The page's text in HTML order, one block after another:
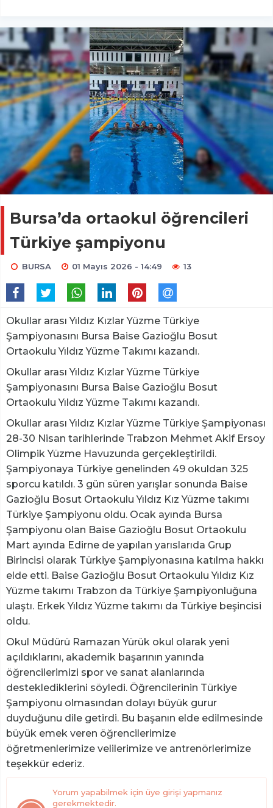
Bursa’da ortaokul öğrencileri
Türkiye şampiyonu
BURSA 01 Mayıs 2026 - 14:49 13
Okullar arası Yıldız Kızlar Yüzme Türkiye
Şampiyonasını Bursa Baise Gazioğlu Bosut
Ortaokulu Yıldız Yüzme Takımı kazandı.
Okullar arası Yıldız Kızlar Yüzme Türkiye
Şampiyonasını Bursa Baise Gazioğlu Bosut
Ortaokulu Yıldız Yüzme Takımı kazandı.
Okullar arası Yıldız Kızlar Yüzme Türkiye Şampiyonası
28-30 Nisan tarihlerinde Trabzon Mehmet Akif Ersoy
Olimpik Yüzme Havuzunda gerçekleştirildi.
Şampiyonaya Türkiye genelinden 49 okuldan 325
sporcu katıldı. 3 gün süren yarışlar sonunda Baise
Gazioğlu Bosut Ortaokulu Yıldız Kız Yüzme takımı
Türkiye Şampiyonu oldu. Ocak ayında Bursa
Şampiyonu olan Baise Gazioğlu Bosut Ortaokulu
Mart ayında Edirne de yapılan yarıslarıda Grup
Birincisi olarak Türkiye Şampiyonasına katılma hakkı
elde etti. Baise Gazioğlu Bosut Ortaokulu Yıldız Kız
Yüzme takımı Trabzon da Türkiye Şampiyonluğuna
ulaştı. Erkek Yıldız Yüzme takımı da Türkiye beşincisi
oldu.
Okul Müdürü Ramazan Yürük okul olarak yeni
açıldıklarını, akademik başarının yanında
öğrencilerimizi spor ve sanat alanlarında
desteklediklerini söyledi. Öğrencilerinin Türkiye
Şampiyonu olmasından dolayı büyük gurur
duyduğunu dile getirdi. Bu başanın elde edilmesinde
büyük emek veren öğrencilerimize
öğretmenlerimize velilerimize ve antrenörlerimize
teşekkür ederiz.
Yorum yapabilmek için üye girişi yapmanız
gerekmektedir.